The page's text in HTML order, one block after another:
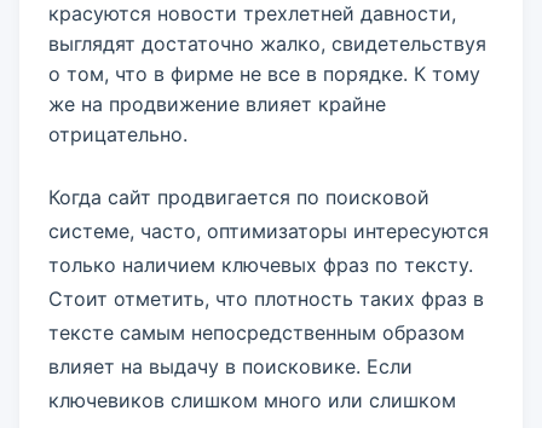
красуются новости трехлетней давности,
выглядят достаточно жалко, свидетельствуя
о том, что в фирме не все в порядке. К тому
же на продвижение влияет крайне
отрицательно.
Когда сайт продвигается по поисковой
системе, часто, оптимизаторы интересуются
только наличием ключевых фраз по тексту.
Стоит отметить, что плотность таких фраз в
тексте самым непосредственным образом
влияет на выдачу в поисковике. Если
ключевиков слишком много или слишком